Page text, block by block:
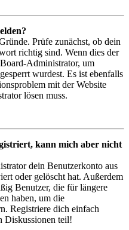
Prüfe zunächst, ob dein
richtig sind. Wenn dies der
Administrator, um
wurdest. Es ist ebenfalls
mit der Website
lösen muss.
kann mich aber nicht
dein Benutzerkonto aus
oder gelöscht hat. Außerdem
Benutzer, die für längere
haben, um die
Registriere dich einfach
Diskussionen teil!